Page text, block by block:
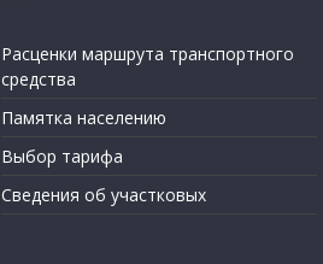
Расценки маршрута транспортного
средства
Памятка населению
Выбор тарифа
Сведения об участковых